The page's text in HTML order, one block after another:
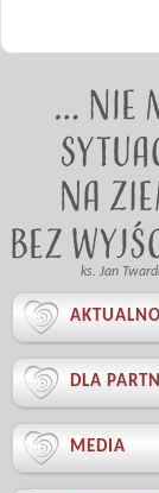
ks. Jan

 DLA
 MEDIA